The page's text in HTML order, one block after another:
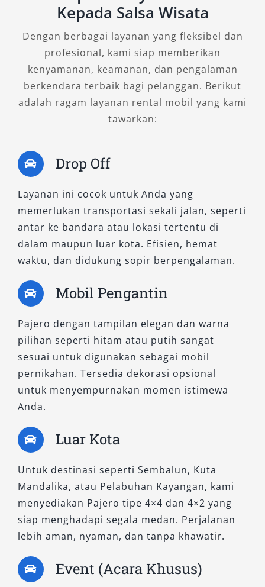
Jika Anda menginginkan kendaraan berfitur
lengkap dan teknologi canggih, Dakar Ultimate
4×4 adalah pilihan yang tepat. Tipe ini
dilengkapi dengan transmisi otomatis, sunroof,
kamera 360 derajat, dan sistem keamanan
aktif. Daya tarik utama dari varian ini adalah
kenyamanan mewah di segala kondisi jalan,
maupun keluarga yang mengutamakan kualitas
dan keamanan.
B. Tipe 4×2 WD: Efisien dan Elegan
untuk Kebutuhan Perkotaan
Untuk perjalanan yang lebih ringan seperti
antar jemput bandara, city tour, atau kegiatan
harian di kawasan perkotaan, tipe Pajero 4×2
kami hadirkan dalam beberapa opsi yang
menawarkan efisiensi dan tampilan mewah.
1. Pajero Exceed AT 4×2
Tipe Exceed dikenal dengan desainnya yang
simpel namun elegan. Dibekali dengan
mumpuni, mobil ini cocok untuk Anda yang
mencari kendaraan ekonomis tanpa
mengorbankan kenyamanan. Fitur interior
modern membuat perjalanan di dalam kota
menjadi lebih menyenangkan, ideal untuk
pelanggan yang menyewa secara harian atau
bulanan.
2. Pajero Dakar AT 4×2
Kepada Salsa Wisata
Dengan berbagai layanan yang fleksibel dan
profesional, kami siap memberikan
kenyamanan, keamanan, dan pengalaman
berkendara terbaik bagi pelanggan. Berikut
adalah ragam layanan rental mobil yang kami
tawarkan:
Drop Off
Layanan ini cocok untuk Anda yang
memerlukan transportasi sekali jalan, seperti
antar ke bandara atau lokasi tertentu di
dalam maupun luar kota. Efisien, hemat
waktu, dan didukung sopir berpengalaman.
Mobil Pengantin
Pajero dengan tampilan elegan dan warna
pilihan seperti hitam atau putih sangat
sesuai untuk digunakan sebagai mobil
pernikahan. Tersedia dekorasi opsional
untuk menyempurnakan momen istimewa
Anda.
Luar Kota
Untuk destinasi seperti Sembalun, Kuta
Mandalika, atau Pelabuhan Kayangan, kami
menyediakan Pajero tipe 4×4 dan 4×2 yang
siap menghadapi segala medan. Perjalanan
lebih aman, nyaman, dan tanpa khawatir.
Event (Acara Khusus)